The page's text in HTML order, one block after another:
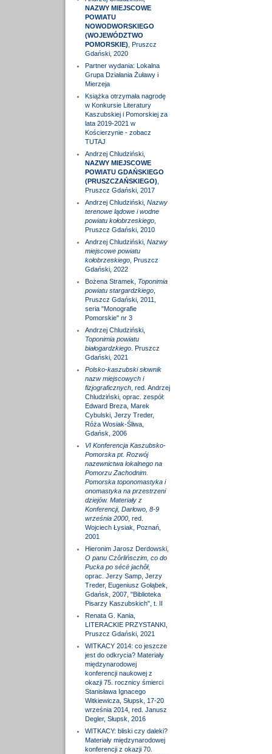
NAZWY MIEJSCOWE
POWIATU
NOWODWORSKIEGO
(WOJEWÓDZTWO
POMORSKIE) , Pruszcz
Gdański, 2020
Partner wydania: Lokalna
Grupa Działania Żuławy i
Mierzeja
Książka otrzymała nagrodę
w Konkursie Literatury
Kaszubskiej i Pomorskiej za
lata 2019-2021 w
Kościerzynie - zobacz
TUTAJ
Andrzej Chludziński,
NAZWY MIEJSCOWE
POWIATU GDAŃSKIEGO
(PRUSZCZAŃSKIEGO)
Pruszcz Gdański, 2017
Andrzej Chludziński, Nazwy
terenowe lądowe i wodne
powiatu kołobrzeskiego,
Pruszcz Gdański, 2010
Andrzej Chludziński, Nazwy
miejscowe powiatu
kołobrzeskiego, Pruszcz
Gdański, 2022
Bożena Stramek,
Toponimia
powiatu stargardzkiego,
Pruszcz Gdański, 2011,
seria "Monografie
Pomorskie" nr 3
Andrzej Chludziński,
Toponimia powiatu
białogardzkiego. Pruszcz
Gdański, 2021
Polsko-kaszubski słownik
nazw miejscowych i
fizjograficznych, red. Andrzej
Chludziński, oprac. zespół:
Edward Breza, Marek
Cybulski, Jerzy Treder,
Róża Wosiak-Śliwa,
Gdańsk, 2006
VI Konferencja Kaszubsko-
Pomorska pt. Rozwój
nazewnictwa lokalnego na
Pomorzu Zachodnim.
Pomorska toponomastyka i
onomastyka na przestrzeni
dziejów. Materiały z
Konferencji, Darłowo, 8-9
września 2000, red.
Wojciech Łysiak, Poznań,
2001
Hieronim Jarosz Derdowski,
O panu Czôrlińsczim, co do
Pucka po sécë jachôł,
oprac. Jerzy Samp, Jerzy
Treder, Eugeniusz Gołąbek,
Gdańsk, 2007, "Biblioteka
Pisarzy Kaszubskich", t. II
Renata G. Kania,
LITERACKIE PRZYSTANKI,
Pruszcz Gdański, 2021
WITKACY 2014: co jeszcze
jest do odkrycia? Materiały
międzynarodowej
konferencji naukowej z
okazji 75. rocznicy śmierci
Stanisława Ignacego
Witkiewicza, Słupsk, 17-20
września 2014, red. Janusz
Degler, Słupsk, 2016
WITKACY: bliski czy daleki?
Materiały międzynarodowej
konferencji z okazji 70.